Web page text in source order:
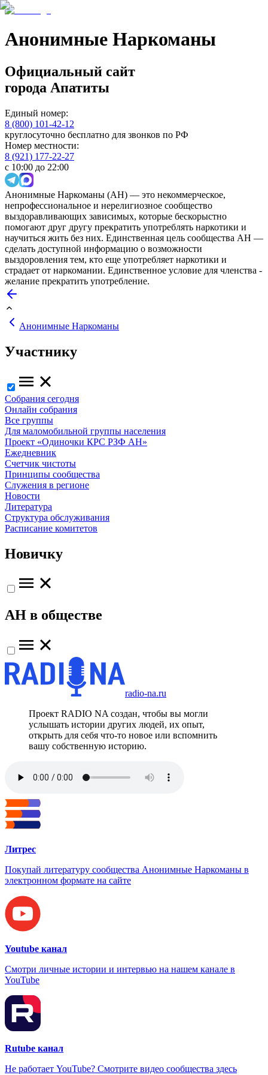
Анонимные Наркоманы
Официальный сайт
города Апатиты
Единый номер:
8 (800) 101-42-12
круглосуточно бесплатно для звонков по РФ
Номер местности:
8 (921) 177-22-27
с 10:00 до 22:00
Анонимные Наркоманы (АН) — это некоммерческое,
непрофессиональное и нерелигиозное сообщество
выздоравливающих зависимых, которые бескорыстно
помогают друг другу прекратить употреблять наркотики и
научиться жить без них. Единственная цель сообщества АН —
сделать доступной информацию о возможности
выздоровления тем, кто еще употребляет наркотики и
страдает от наркомании. Единственное условие для членства -
желание прекратить употребление.
Анонимные Наркоманы
Участнику
Собрания сегодня
Онлайн собрания
Все группы
Для маломобильной группы населения
Проект «Одиночки КРС РЗФ АН»
Ежедневник
Счетчик чистоты
Принципы сообщества
Служения в регионе
Новости
Литература
Структура обслуживания
Расписание комитетов
Новичку
АН в обществе
radio-na.ru
Проект RADIO NA создан, чтобы вы могли
услышать истории других людей, их опыт,
открыть для себя что-то новое или вспомнить
вашу собственную историю.
Литрес
Покупай литературу сообщества Анонимные Наркоманы в
электронном формате на сайте
Youtube канал
Смотри личные истории и интервью на нашем канале в
YouTube
Rutube канал
Не работает YouTube? Смотрите видео сообщества здесь